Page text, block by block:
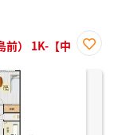
前） 1K-【中
に入